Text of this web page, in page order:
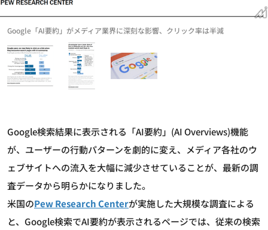
Google「AI要約」がメディア業界に深刻な影響、クリック率は半減
Google検索結果に表示される「AI要約」(AI Overviews)機能
が、ユーザーの行動パターンを劇的に変え、メディア各社のウ
ェブサイトへの流入を大幅に減少させていることが、最新の調
査データから明らかになりました。
米国のPew Research Centerが実施した大規模な調査による
と、Google検索でAI要約が表示されるページでは、従来の検索